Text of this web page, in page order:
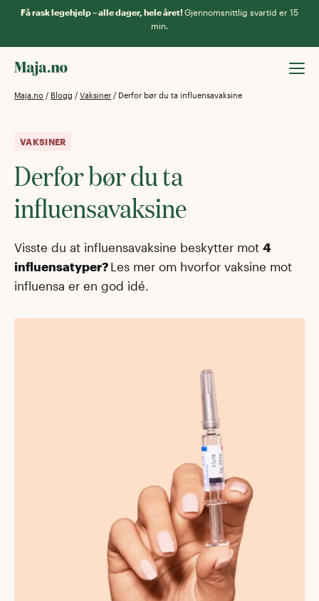
Få rask legehjelp – alle dager, hele året!Gjennomsnittlig svartid er 15
min.
Maja.no / Blogg / Vaksiner / Derfor bør du ta influensavaksine
VAKSINER
Derfor bør du ta
influensavaksine
Visste du at influensavaksine beskytter mot 4
influensatyper? Les mer om hvorfor vaksine mot
influensa er en god idé.